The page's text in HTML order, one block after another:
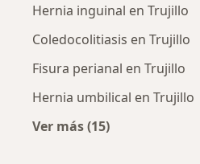
Hernia inguinal en Trujillo
Coledocolitiasis en Trujillo
Fisura perianal en Trujillo
Hernia umbilical en Trujillo
Ver más (15)